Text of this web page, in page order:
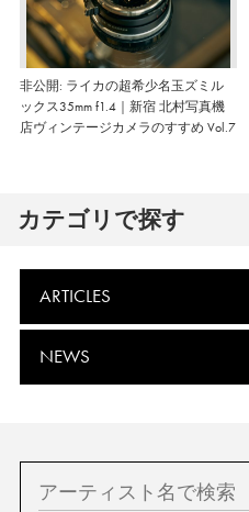
非公開: ライカの超希少名玉ズミル
ックス35mm f1.4｜新宿 北村写真機
店ヴィンテージカメラのすすめ Vol.7
カテゴリで探す
ARTICLES
NEWS